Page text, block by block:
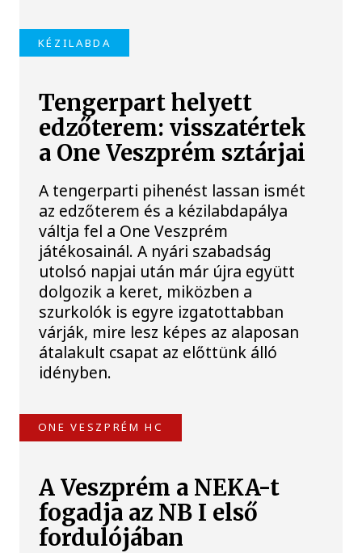
KÉZILABDA
Tengerpart helyett
edzőterem: visszatértek
a One Veszprém sztárjai
A tengerparti pihenést lassan ismét
az edzőterem és a kézilabdapálya
váltja fel a One Veszprém
játékosainál. A nyári szabadság
utolsó napjai után már újra együtt
dolgozik a keret, miközben a
szurkolók is egyre izgatottabban
várják, mire lesz képes az alaposan
átalakult csapat az előttünk álló
idényben.
ONE VESZPRÉM HC
A Veszprém a NEKA-t
fogadja az NB I első
fordulójában